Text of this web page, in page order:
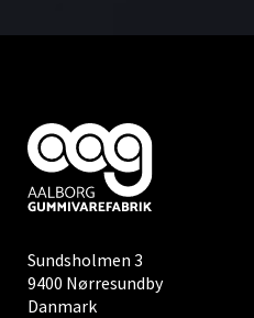
Sundsholmen 3
9400 Nørresundby
Danmark